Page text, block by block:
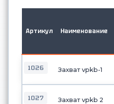
Артикул Наименование
1026 Захват vpkb-1
1027 Захват vpkb 2